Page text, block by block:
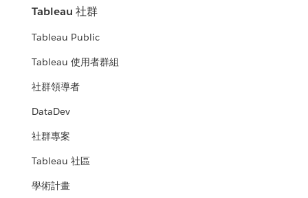
Tableau 社群
Tableau Public
Tableau 使用者群組
社群領導者
DataDev
社群專案
Tableau 社區
學術計畫